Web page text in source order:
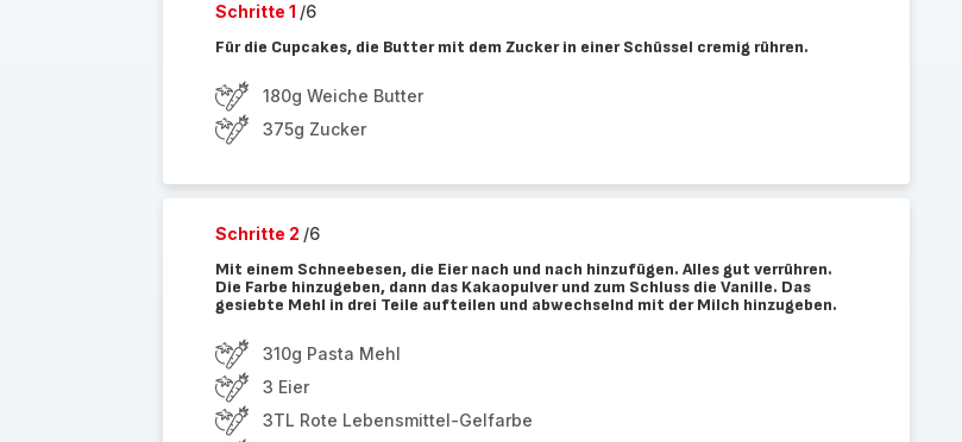
Schritte 1 /6
Für die Cupcakes, die Butter mit dem Zucker in einer Schüssel cremig rühren.
180g Weiche Butter
375g Zucker
Schritte 2 /6
Mit einem Schneebesen, die Eier nach und nach hinzufügen. Alles gut verrühren.
Die Farbe hinzugeben, dann das Kakaopulver und zum Schluss die Vanille. Das
gesiebte Mehl in drei Teile aufteilen und abwechselnd mit der Milch hinzugeben.
310g Pasta Mehl
3 Eier
3TL Rote Lebensmittel-Gelfarbe